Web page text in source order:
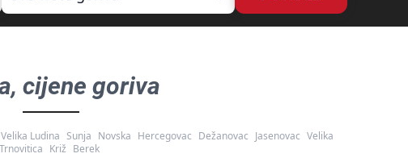
, cijene goriva
Velika Ludina Sunja Novska Hercegovac Dežanovac Jasenovac Velika
Trnovitica Križ Berek